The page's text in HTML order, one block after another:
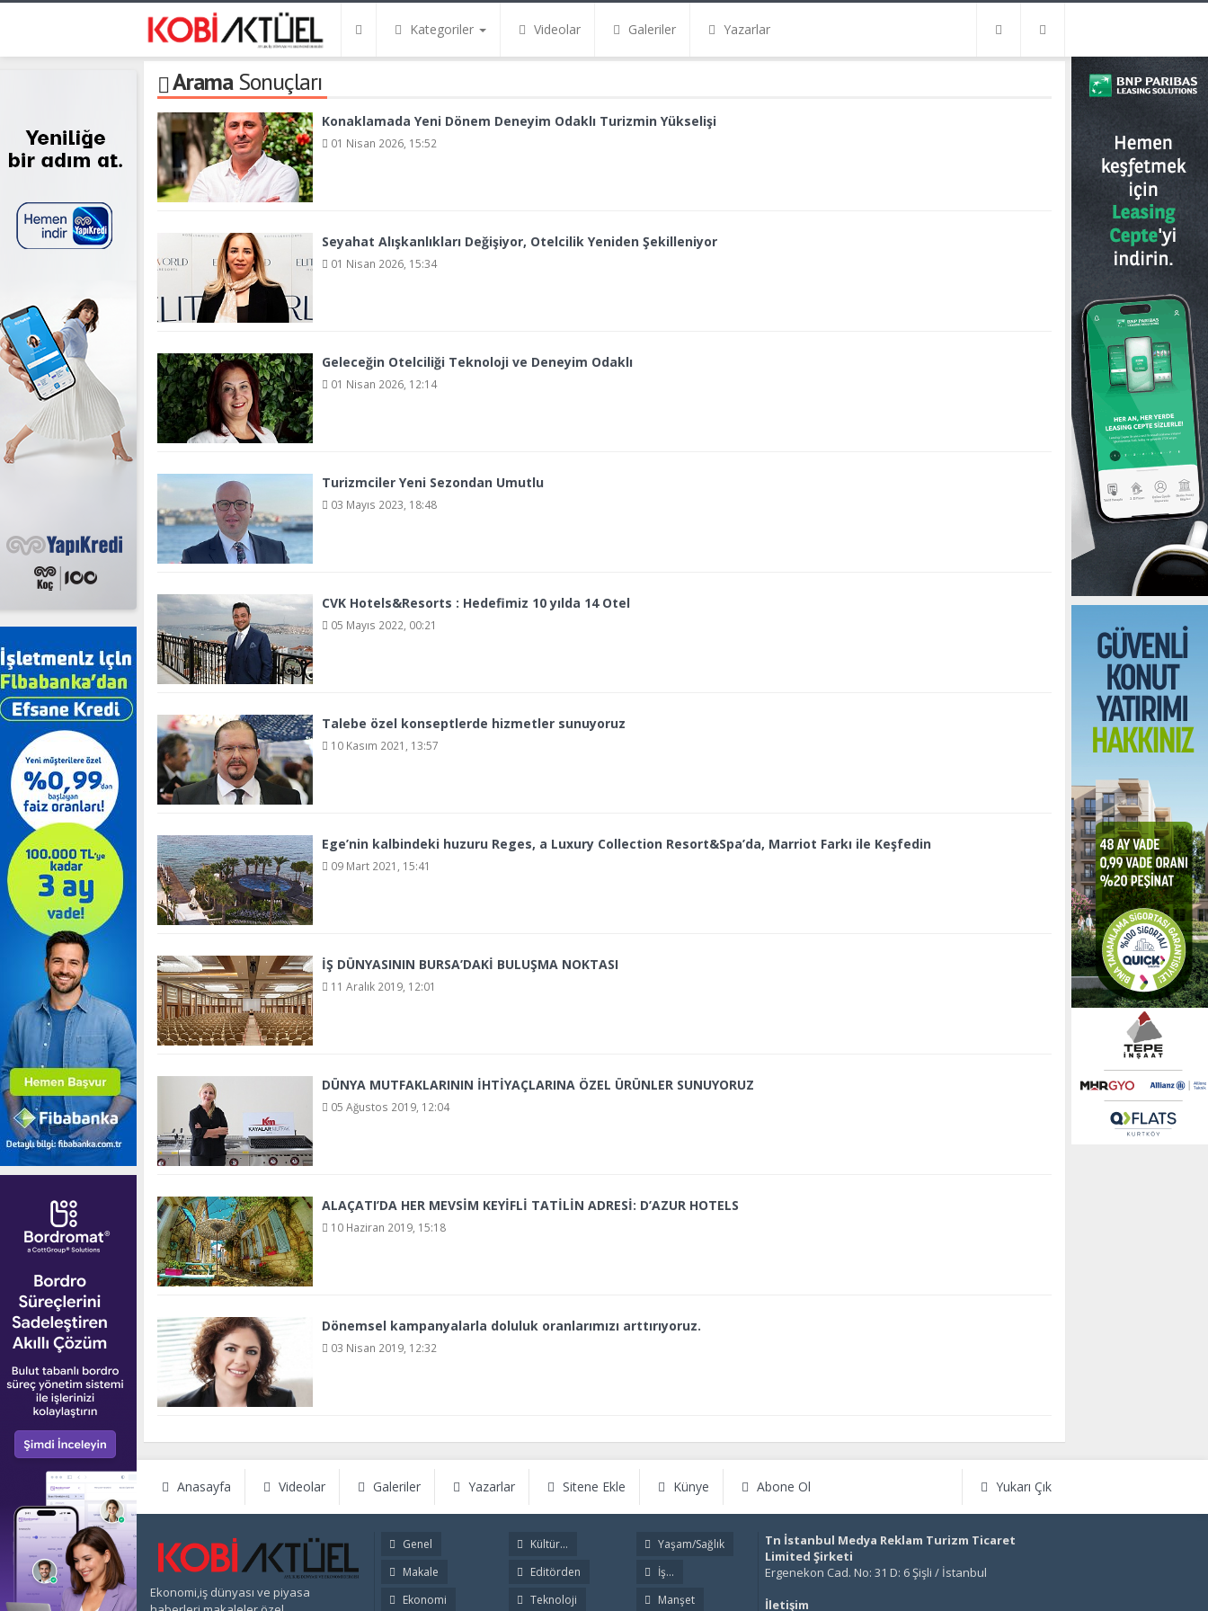
Kategoriler Videolar Galeriler Yazarlar
AramaSonuçları
Konaklamada Yeni Dönem Deneyim Odaklı Turizmin Yükselişi
01 Nisan 2026, 15:52
Seyahat Alışkanlıkları Değişiyor, Otelcilik Yeniden Şekilleniyor
01 Nisan 2026, 15:34
Geleceğin Otelciliği Teknoloji ve Deneyim Odaklı
01 Nisan 2026, 12:14
Turizmciler Yeni Sezondan Umutlu
03 Mayıs 2023, 18:48
CVK Hotels&Resorts : Hedefimiz 10 yılda 14 Otel
05 Mayıs 2022, 00:21
Talebe özel konseptlerde hizmetler sunuyoruz
10 Kasım 2021, 13:57
Ege’nin kalbindeki huzuru Reges, a Luxury Collection Resort&Spa’da, Marriot Farkı ile Keşfedin
09 Mart 2021, 15:41
İŞ DÜNYASININ BURSA’DAKİ BULUŞMA NOKTASI
11 Aralık 2019, 12:01
DÜNYA MUTFAKLARININ İHTİYAÇLARINA ÖZEL ÜRÜNLER SUNUYORUZ
05 Ağustos 2019, 12:04
ALAÇATI’DA HER MEVSİM KEYİFLİ TATİLİN ADRESİ: D’AZUR HOTELS
10 Haziran 2019, 15:18
Dönemsel kampanyalarla doluluk oranlarımızı arttırıyoruz.
03 Nisan 2019, 12:32
Anasayfa Videolar Galeriler Yazarlar Sitene Ekle Künye Abone Ol Yukarı Çık
Ekonomi,iş dünyası ve piyasa
Genel
Makale
Ekonomi
Kültür...
Editörden
Teknoloji
Yaşam/Sağlık
İş...
Manşet
Tn İstanbul Medya Reklam Turizm Ticaret
Limited Şirketi
Ergenekon Cad. No: 31 D: 6 Şişli / İstanbul
İletişim